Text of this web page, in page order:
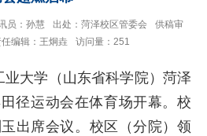
员：孙慧 出处：菏泽校区管委会
供稿审
编辑：王炯垚 访问量： 251
业大学（山东省科学院）菏泽
径运动会在体育场开幕。校
玉出席会议。校区（分院）领